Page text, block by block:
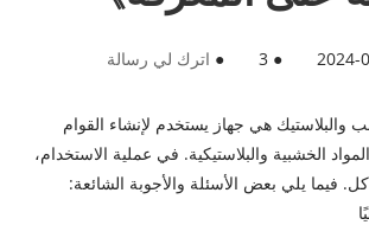
2024-
●
3
● اترك لي رسالة
هي جهاز يستخدم لإنشاء القوام
الخشبية والبلاستيكية. في عملية الاستخدام،
فيما يلي بعض الأسئلة والأجوبة الشائعة: